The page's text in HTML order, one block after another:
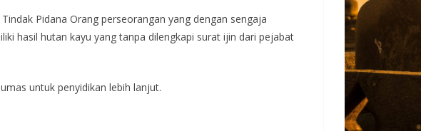
Pidana Orang perseorangan yang dengan sengaja
hasil hutan kayu yang tanpa dilengkapi surat ijin dari pejabat
untuk penyidikan lebih lanjut.